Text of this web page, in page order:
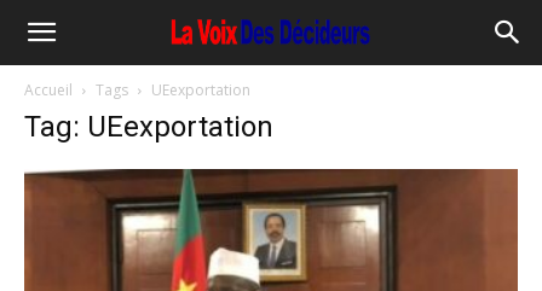
Accueil Tags UEexportation
Tag: UEexportation